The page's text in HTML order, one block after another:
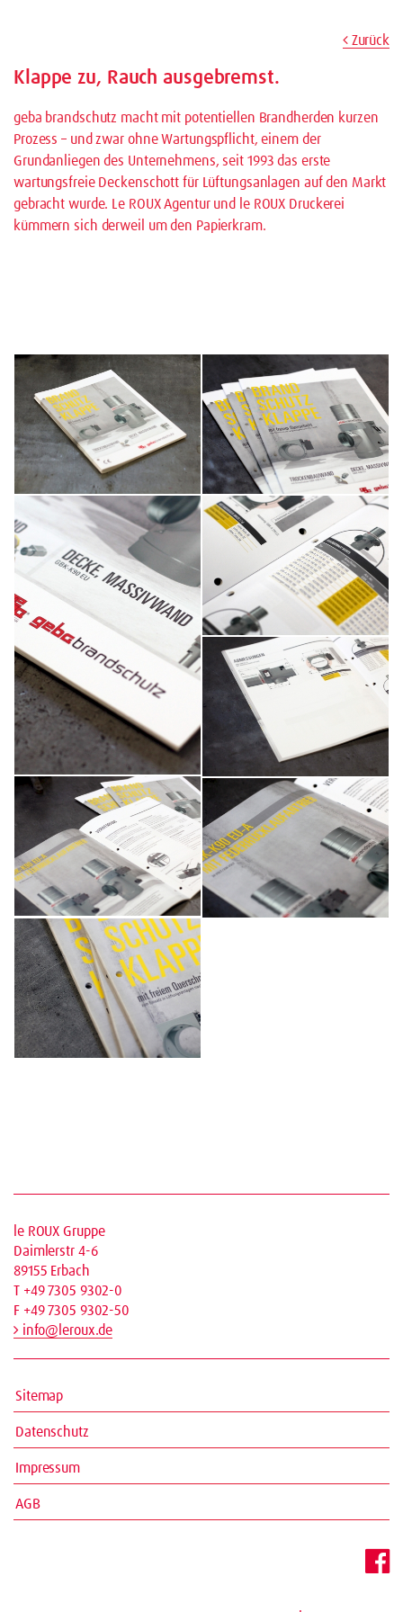
Zurück
Klappe zu, Rauch ausgebremst.
geba brandschutz macht mit potentiellen Brandherden kurzen
Prozess – und zwar ohne Wartungspflicht, einem der
Grundanliegen des Unternehmens, seit 1993 das erste
wartungsfreie Deckenschott für Lüftungsanlagen auf den Markt
gebracht wurde. Le ROUX Agentur und le ROUX Druckerei
kümmern sich derweil um den Papierkram.
le ROUX Gruppe
Daimlerstr 4-6
89155 Erbach
T +49 7305 9302-0
F +49 7305 9302-50
info@leroux.de
Sitemap
Datenschutz
Impressum
AGB